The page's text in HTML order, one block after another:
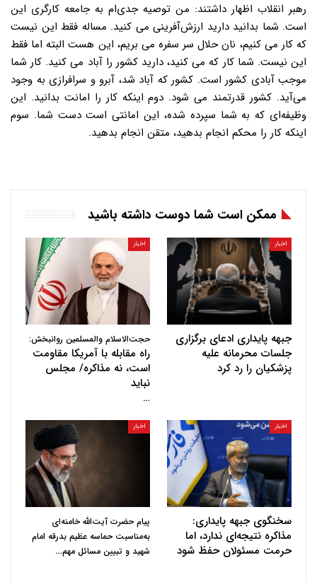
رهبر انقلاب اظهار داشتند: من توصیه‌ جدی‌ام به جامعه‌ کارگری این
است. شما بدانید دارید ارزش‌آفرینی می کنید. مساله فقط این نیست
که کار می کنیم، نان حلال سر سفره می بریم، این هست البته اما فقط
این نیست. شما کار که می کنید، دارید کشور را آباد می کنید. کار شما
موجب آبادی کشور است. کشور که آباد شد، آبرو و سرافرازی به وجود
می‌آید. کشور قدرتمند می شود. دوم اینکه کار را امانت بدانید. این
وظیفه‌ای که به شما سپرده شده، این امانتی است دست شما. سوم
اینکه کار را محکم انجام بدهید، متقن انجام بدهید.
ممکن است شما دوست داشته باشید
اخبار
جبهه پایداری ادعای برگزاری
جلسات محرمانه علیه
پزشکیان را رد کرد
اخبار
حجت‌الاسلام والمسلمین روانبخش:
راه مقابله با آمریکا مقاومت
است، نه مذاکره/ مجلس
نباید
…
اخبار
سخنگوی جبهه پایداری:
مذاکره نتیجه‌ای ندارد، اما
حرمت مسئولان حفظ شود
اخبار
پیام حضرت آیت‌الله خامنه‌ای
به‌مناسبت حماسه عظیم بدرقه امام
شهید و تبیین مسائل مهم…